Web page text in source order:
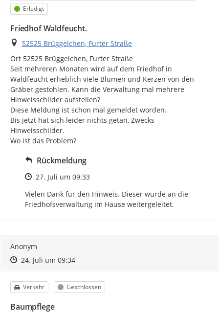
Status
Erledigt
Friedhof Waldfeucht.
Ort
52525 Brüggelchen, Furter Straße
Ort 52525 Brüggelchen, Furter Straße
Seit mehreren Monaten wird auf dem Friedhof in
Waldfeucht erheblich viele Blumen und Kerzen von den
Gräber gestohlen. Kann die Verwaltung mal mehrere
Hinweisschilder aufstellen?
Diese Meldung ist schon mal gemeldet worden.
Bis jetzt hat sich leider nichts getan, Zwecks
Hinweisschilder.
Wo ist das Problem?
Rückmeldung
Zeitpunkt des Erstellens
27. Juli um 09:33
Vielen Dank für den Hinweis. Dieser wurde an die
Friedhofsverwaltung im Hause weitergeleitet.
Anonym
Zeitpunkt des Erstellens
Zeitpunkt des Erstellens
24. Juli um 09:34Zur Äußerung
Kategorie
Verkehr Status
Geschlossen
Baumpflege